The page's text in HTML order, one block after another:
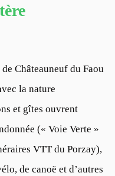
Châteauneuf du Faou
la nature
et gîtes ouvrent
(« Voie Verte »
VTT du Porzay),
de canoë et d’autres